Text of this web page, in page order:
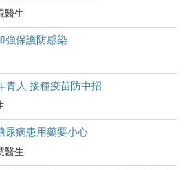
醫生
強保護防感染
青人 接種疫苗防中招
尿病患用藥要小心
醫生